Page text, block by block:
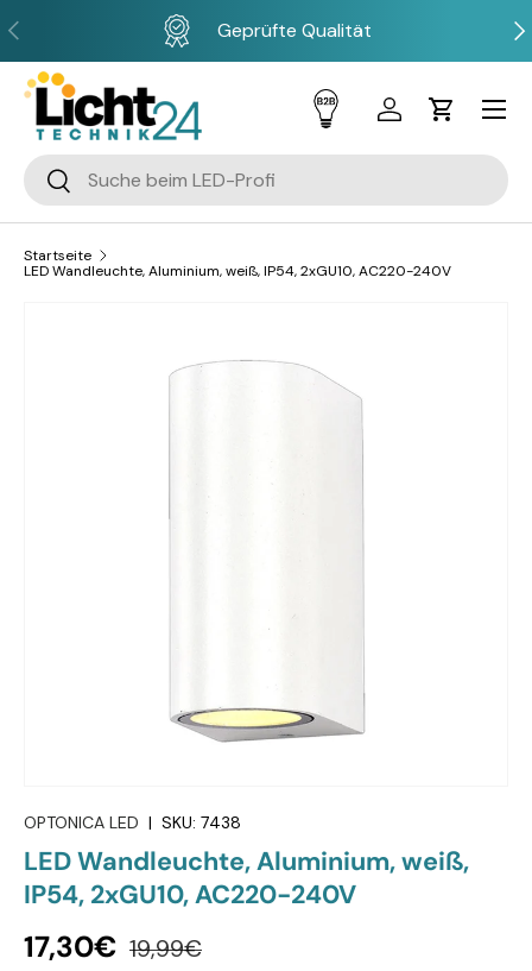
Direkt zum Inhalt
Vorherige Geprüfte Qualität
Suchen
Suchen
Einloggen
Menü
Startseite
LED Wandleuchte, Aluminium, weiß, IP54, 2xGU10, AC220-240V
OPTONICA LED | SKU: 7438
LED Wandleuchte, Aluminium, weiß,
IP54, 2xGU10, AC220-240V
17,30€ 19,99€